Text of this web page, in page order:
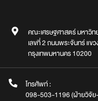
คณะเศรษฐศาสตร์ มหาวิ
เลขที่ 2 ถนนพระจันทร์ แข
กรุงเทพมหานคร 10200
โทรศัพท์ :
098-503-1196 (ฝ่ายวิจัย